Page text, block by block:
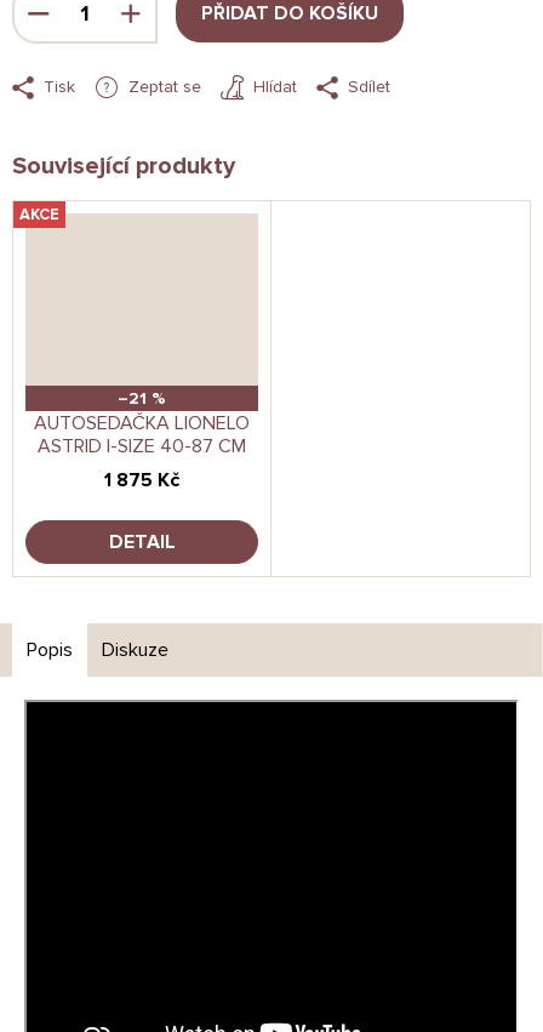
PŘIDAT DO KOŠÍKU
Tisk Zeptat se Hlídat Sdílet
Související produkty
AKCE
–21 %
AUTOSEDAČKA LIONELO
ASTRID I-SIZE 40-87 CM
1 875 Kč
DETAIL
Popis Diskuze